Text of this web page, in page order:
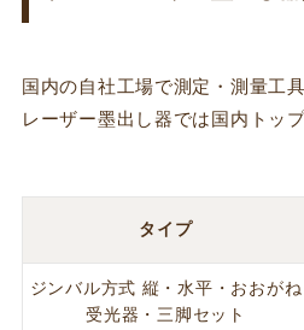
国内の自社工場で測定・測量工
レーザー墨出し器では国内トッ
タイプ
ジンバル方式 縦・水平・おおがね
受光器・三脚セット